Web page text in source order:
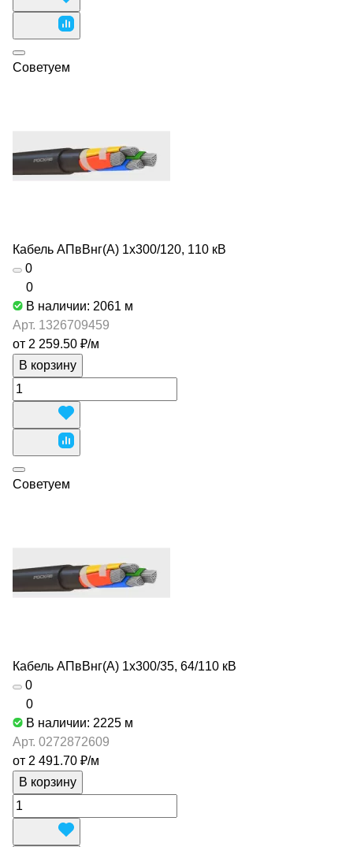
Советуем
Кабель АПвВнг(А) 1х300/120, 110 кВ
0
0
В наличии: 2061 м
Арт. 1326709459
от 2 259.50 ₽/м
В корзину
Советуем
Кабель АПвВнг(А) 1х300/35, 64/110 кВ
0
0
В наличии: 2225 м
Арт. 0272872609
от 2 491.70 ₽/м
В корзину